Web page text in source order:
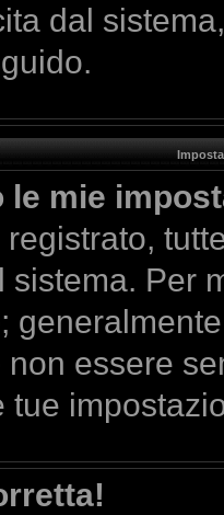
dal
le mie
sistema. Per
essere
tue